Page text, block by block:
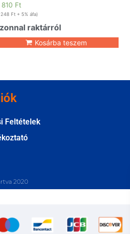
810 Ft
248 Ft + 5% áfa)
raktárról
Kosárba teszem
Feltételek
2020